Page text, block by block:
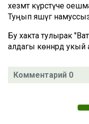
хезмәт күрсәтүче
Туңып яшәүгә
Бу хакта тулырак
алдагы көннәрдә
Комментарий 0